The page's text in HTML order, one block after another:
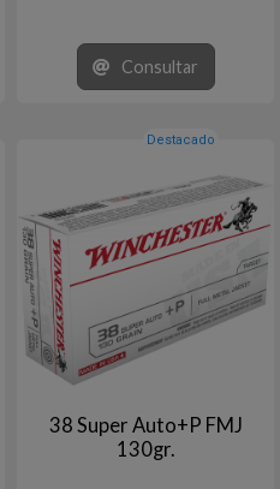
Consultar
Destacado
38 Super Auto+P FMJ
130gr.